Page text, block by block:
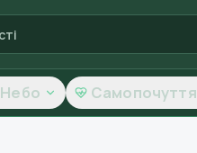
Небо Самопочуття